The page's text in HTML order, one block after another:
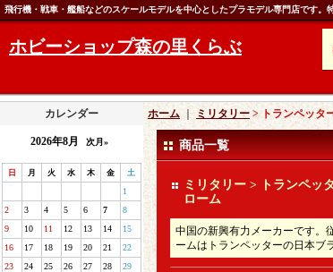
飛行機・戦車・艦船などのスケールモデルを中心としたプラモデル専門店です。
ホビーショップ森の里くらぶ
カレンダー
2026年8月 次月»
日 月 火 水 木 金 土
1
2
3 4 5 6 7
8
9
10 11 12 13 14
15
16
17 18 19 20 21
22
23
24 25 26 27 28
29
ホーム ミリタリー > トランペッタ
商品一覧
ミリタリー > トランペッ
ローム
中国の新興有力メーカーです。
ームはトランペッターの日本ブ